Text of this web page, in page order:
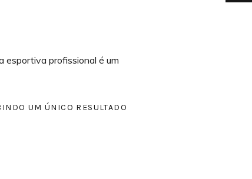
profissional é um
UM ÚNICO RESULTADO